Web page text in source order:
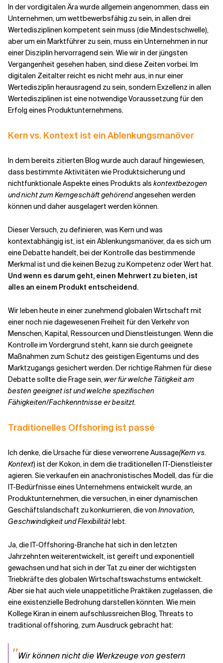
In der vordigitalen Ära wurde allgemein angenommen, dass ein
Unternehmen, um wettbewerbsfähig zu sein, in allen drei
Wertedisziplinen kompetent sein muss (die Mindestschwelle),
aber um ein Marktführer zu sein, muss ein Unternehmen in nur
einer Disziplin hervorragend sein. Wie wir in der jüngsten
Vergangenheit gesehen haben, sind diese Zeiten vorbei. Im
digitalen Zeitalter reicht es nicht mehr aus, in nur einer
Wertedisziplin herausragend zu sein, sondern Exzellenz in allen
Wertedisziplinen ist eine notwendige Voraussetzung für den
Erfolg eines Produktunternehmens.
Kern vs. Kontext ist ein Ablenkungsmanöver
In dem bereits zitierten Blog wurde auch darauf hingewiesen,
dass bestimmte Aktivitäten wie Produktsicherung und
nichtfunktionale Aspekte eines Produkts als kontextbezogen
und nicht zum Kerngeschäft gehörendangesehen werden
können und daher ausgelagert werden können.
Dieser Versuch, zu definieren, was Kern und was
kontextabhängig ist, ist ein Ablenkungsmanöver, da es sich um
eine Debatte handelt, bei der Kontrolle das bestimmende
Merkmal ist und die keinen Bezug zu Kompetenz oder Wert hat.
Und wenn es darum geht, einen Mehrwert zu bieten, ist
alles an einem Produkt entscheidend.
Wir leben heute in einer zunehmend globalen Wirtschaft mit
einer noch nie dagewesenen Freiheit für den Verkehr von
Menschen, Kapital, Ressourcen und Dienstleistungen. Wenn die
Kontrolle im Vordergrund steht, kann sie durch geeignete
Maßnahmen zum Schutz des geistigen Eigentums und des
Marktzugangs gesichert werden. Der richtige Rahmen für diese
Debatte sollte die Frage sein,wer für welche Tätigkeit am
besten geeignet ist und welche spezifischen
Fähigkeiten/Fachkenntnisse er besitzt.
Traditionelles Offshoring ist passé
Ich denke, die Ursache für diese verworrene Aussage(Kern vs.
Kontext) ist der Kokon, in dem die traditionellen IT-Dienstleister
agieren. Sie verkaufen ein anachronistisches Modell, das für die
IT-Bedürfnisse eines Unternehmens entwickelt wurde, an
Produktunternehmen, die versuchen, in einer dynamischen
Geschäftslandschaft zu konkurrieren, die von Innovation,
Geschwindigkeit und Flexibilitätlebt.
Ja, die IT-Offshoring-Branche hat sich in den letzten
Jahrzehnten weiterentwickelt, ist gereift und exponentiell
gewachsen und hat sich in der Tat zu einer der wichtigsten
Triebkräfte des globalen Wirtschaftswachstums entwickelt.
Aber sie hat auch viele unappetitliche Praktiken zugelassen, die
eine existenzielle Bedrohung darstellen könnten. Wie mein
Kollege Kiran in einem aufschlussreichen Blog, Threats to
traditional offshoring, zum Ausdruck gebracht hat:
"Wir können nicht die Werkzeuge von gestern